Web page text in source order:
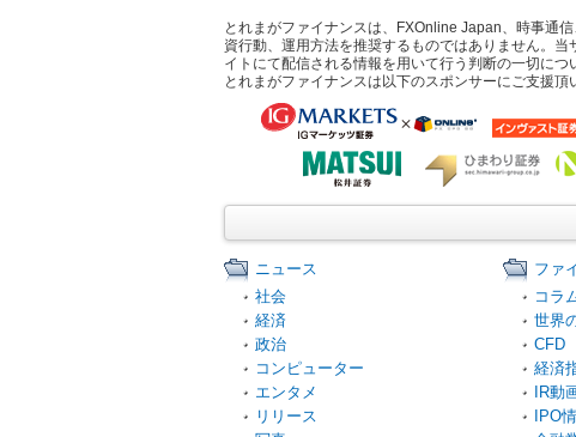
とれまがファイナンスは、FXOnline Japan、時事通
資行動、運用方法を推奨するものではありません。
イトにて配信される情報を用いて行う判断の一切につ
とれまがファイナンスは以下のスポンサーにご支援頂
ニュース
社会
経済
政治
コンピューター
エンタメ
リリース
ファ
コラ
世界
CFD
経済
IR動
IPO